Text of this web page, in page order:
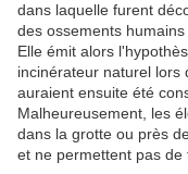
dans laquelle furent
des ossements humains
Elle émit alors
incinérateur naturel lors
auraient ensuite été
Malheureusement, les
dans la grotte ou près
et ne permettent pas de